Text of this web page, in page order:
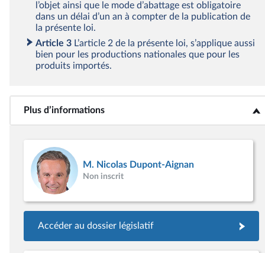
l’objet ainsi que le mode d’abattage est obligatoire
dans un délai d’un an à compter de la publication de
la présente loi.
Article 3 L’article 2 de la présente loi, s’applique aussi
bien pour les productions nationales que pour les
produits importés.
Plus d’informations<b>Plus d’informations</b>
M. Nicolas Dupont-Aignan
Non inscrit
Accéder au dossier législatif